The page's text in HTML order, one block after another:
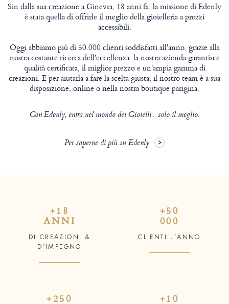
Sin dalla sua creazione a Ginevra, 18 anni fa, la missione di Edenly
è stata quella di offrirle il meglio della gioielleria a prezzi
accessibili.
Oggi abbiamo più di 50.000 clienti soddisfatti all'anno, grazie alla
nostra costante ricerca dell'eccellenza: la nostra azienda garantisce
qualità certificata, il miglior prezzo e un'ampia gamma di
creazioni. E per aiutarla a fare la scelta giusta, il nostro team è a sua
disposizione, online o nella nostra boutique parigina.
Con Edenly, entra nel mondo dei Gioielli... solo il meglio.
Per saperne di più su Edenly
+18
ANNI
DI CREAZIONI &
D’IMPEGNO
+50
000
CLIENTI L’ANNO
+250 +10